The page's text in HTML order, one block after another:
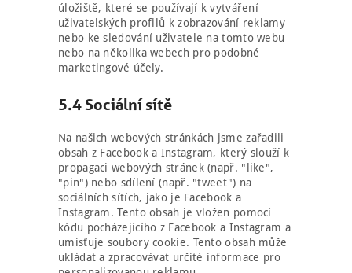
SEMINÁŘE
PRO FIRMY
NÁŠ BLOG
KONTAKT
ENGLISH
úložiště, které se používají k vytváření
uživatelských profilů k zobrazování reklamy
nebo ke sledování uživatele na tomto webu
nebo na několika webech pro podobné
marketingové účely.
5.4 Sociální sítě
Na našich webových stránkách jsme zařadili
obsah z Facebook a Instagram, který slouží k
propagaci webových stránek (např. "like",
"pin") nebo sdílení (např. "tweet") na
sociálních sítích, jako je Facebook a
Instagram. Tento obsah je vložen pomocí
kódu pocházejícího z Facebook a Instagram a
umisťuje soubory cookie. Tento obsah může
ukládat a zpracovávat určité informace pro